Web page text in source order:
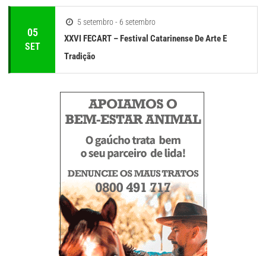
05
SET
5 setembro - 6 setembro
XXVI FECART – Festival Catarinense De Arte E
Tradição